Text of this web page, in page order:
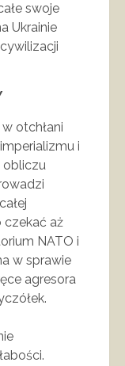
swoje
Ukrainie
otchłani
i
obliczu
czekać aż
NATO i
w sprawie
agresora